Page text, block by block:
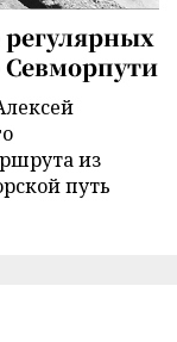
регулярных
Севморпути
из
путь